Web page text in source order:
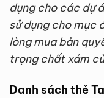
dụng cho các dự
sử dụng cho mục
lòng mua bản
trọng chất xám
Danh sách thẻ